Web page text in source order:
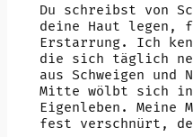
Du schreibst von
deine Haut legen,
Erstarrung. Ich
die sich täglich
aus Schweigen und
Mitte wölbt sich
Eigenleben.
fest verschnürt,